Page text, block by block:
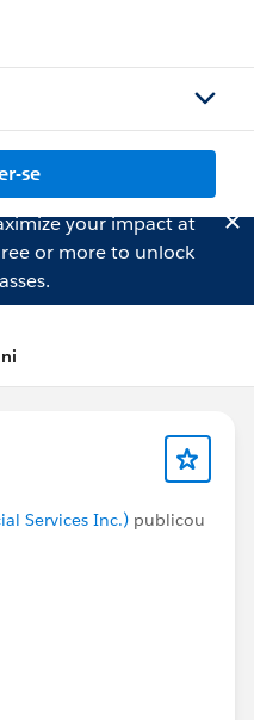
se
your impact at
or more to unlock
Services Inc.) publicou